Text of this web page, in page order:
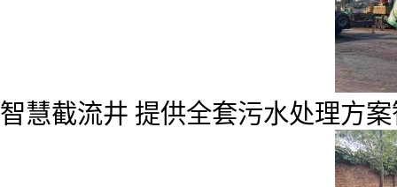
智慧截流井 提供全套污水处理方